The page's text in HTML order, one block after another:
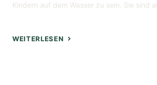
Kindern auf dem Wasser zu sein. Sie sind
WEITERLESEN